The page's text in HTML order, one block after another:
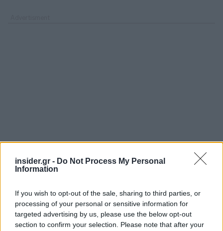
insider.gr - Do Not Process My Personal
Information
If you wish to opt-out of the sale, sharing to third parties, or
processing of your personal or sensitive information for
targeted advertising by us, please use the below opt-out
section to confirm your selection. Please note that after your